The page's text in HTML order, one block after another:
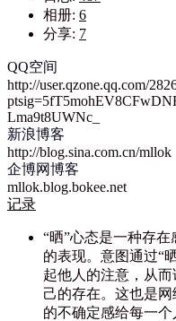
相册: 6
分享: 7
QQ空间
http://user.qzone.qq.com/
Lma9t8UWNc_
新浪博客
http://blog.sina.com.cn/mllok
企博网博客
mllok.blog.bokee.net
记录
“晒”心态是一种存在
的表现。意图通过“晒
起他人的注意，从而
己的存在。这也是网
的不确定感给每一个